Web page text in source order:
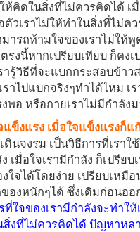
ห้คิดในสิ่งที่ไม่ควรคิดได้ เ
วเราไม่ให้ทำในสิ่งที่ไม่ค
มารถห้ามใจของเราไม่ให้
รงนี้หากเปรียบเทียบ ก็คง
ารู้วิธีที่จะแบกกระสอบข้าว
ราไปแบกจริงๆทำได้ไหม เ
พอ หรือกายเราไม่มีกำลัง
แข็งแรง เมื่อใจแข็งแรงก็
ดินจงรม เป็นวิธีการที่เราใ
เมื่อใจเรามีกำลัง ก็เปรีย
ใจได้โดยง่าย เปรียบเหมื
องหนักๆได้ ซึ่งเดิมก่อนออ
ที่ใจของเรามีกำลังจะทำใ
งที่ไม่ควรคิดได้ ปัญหาหล